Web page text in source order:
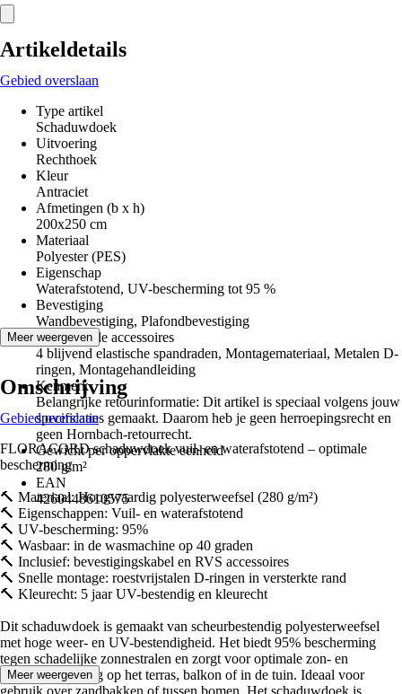
Artikeldetails
Gebied overslaan
Type artikel
Schaduwdoek
Uitvoering
Rechthoek
Kleur
Antraciet
Afmetingen (b x h)
200x250 cm
Materiaal
Polyester (PES)
Eigenschap
Waterafstotend, UV-bescherming tot 95 %
Bevestiging
Wandbevestiging, Plafondbevestiging
Bijgevoegde accessoires
4 blijvend elastische spandraden, Montagemateriaal, Metalen D-
ringen, Montagehandleiding
Kenmerk
Belangrijke retourinformatie: Dit artikel is speciaal volgens jouw
specificaties gemaakt. Daarom heb je geen herroepingsrecht en
geen Hornbach-retourrecht.
Gewicht per oppervlakte eenheid
280 g/m²
EAN
4260448610575
Meer weergeven
Omschrijving
Gebied overslaan
FLORACORD schaduwdoek vuil- en waterafstotend – optimale
bescherming
🔨 Materiaal: Hoogwaardig polyesterweefsel (280 g/m²)
🔨 Eigenschappen: Vuil- en waterafstotend
🔨 UV-bescherming: 95%
🔨 Wasbaar: in de wasmachine op 40 graden
🔨 Inclusief: bevestigingskabel en RVS accessoires
🔨 Snelle montage: roestvrijstalen D-ringen in versterkte rand
🔨 Kleurecht: 5 jaar UV-bestendig en kleurecht
Dit schaduwdoek is gemaakt van scheurbestendig polyesterweefsel
met hoge weer- en UV-bestendigheid. Het biedt 95% bescherming
tegen schadelijke zonnestralen en zorgt voor optimale zon- en
regenbescherming op het terras, balkon of in de tuin. Ideaal voor
gebruik over zandbakken of tussen bomen. Het schaduwdoek is
Meer weergeven